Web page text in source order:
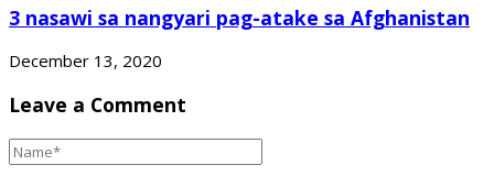
3 nasawi sa nangyari pag-atake sa Afghanistan
December 13, 2020
Leave a Comment